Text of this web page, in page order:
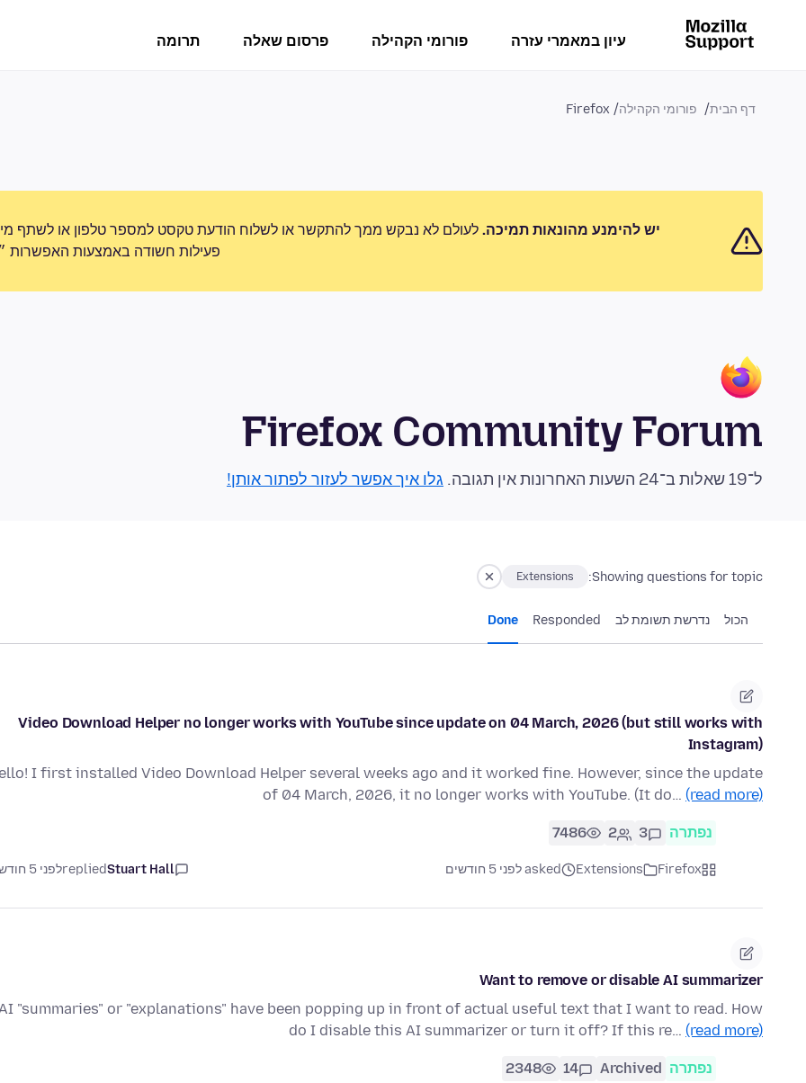
עיון במאמרי עזרה פורומי הקהילה פרסום שאלה תרומה
דף הבית פורומי הקהילה Firefox
יש להימנע מהונאות תמיכה. לעולם לא נבקש ממך להתקשר או לשלוח הודעת טקסט למספר טלפון או לשתף
פעילות חשודה באמצעות האפשרות
Firefox Community Forum
ל־19 שאלות ב־24 השעות האחרונות אין תגובה. גלו איך אפשר לעזור לפתור אותן!
Showing questions for topic:
Extensions
הכול נדרשת תשומת לב Responded
Done
Video Download Helper no longer works with YouTube since update on 04 March, 2026 (but still works with
Instagram)
I first installed Video Download Helper several weeks ago and it worked fine. However, since the update
of 04 March, 2026, it no longer works with YouTube. (It do… (read more)
נפתרה 3
2
7486
Firefox
Extensions asked לפני 5 חודשים Stuart Hall
repliedלפני 5 חודשים
Want to remove or disable AI summarizer
"summaries" or "explanations" have been popping up in front of actual useful text that I want to read. How
do I disable this AI summarizer or turn it off? If this re… (read more)
נפתרה Archived
14
2348